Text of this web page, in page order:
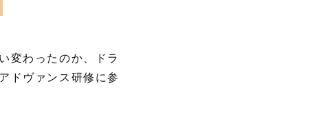
変わったのか、ドラ
ドヴァンス研修に参